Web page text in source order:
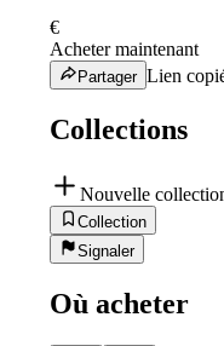
€
Acheter maintenant
Partager Lien
Collections
Nouvelle
Collection
Signaler
Où acheter